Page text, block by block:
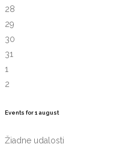
28
29
30
31
1
2
Events for1 august
Žiadne udalosti